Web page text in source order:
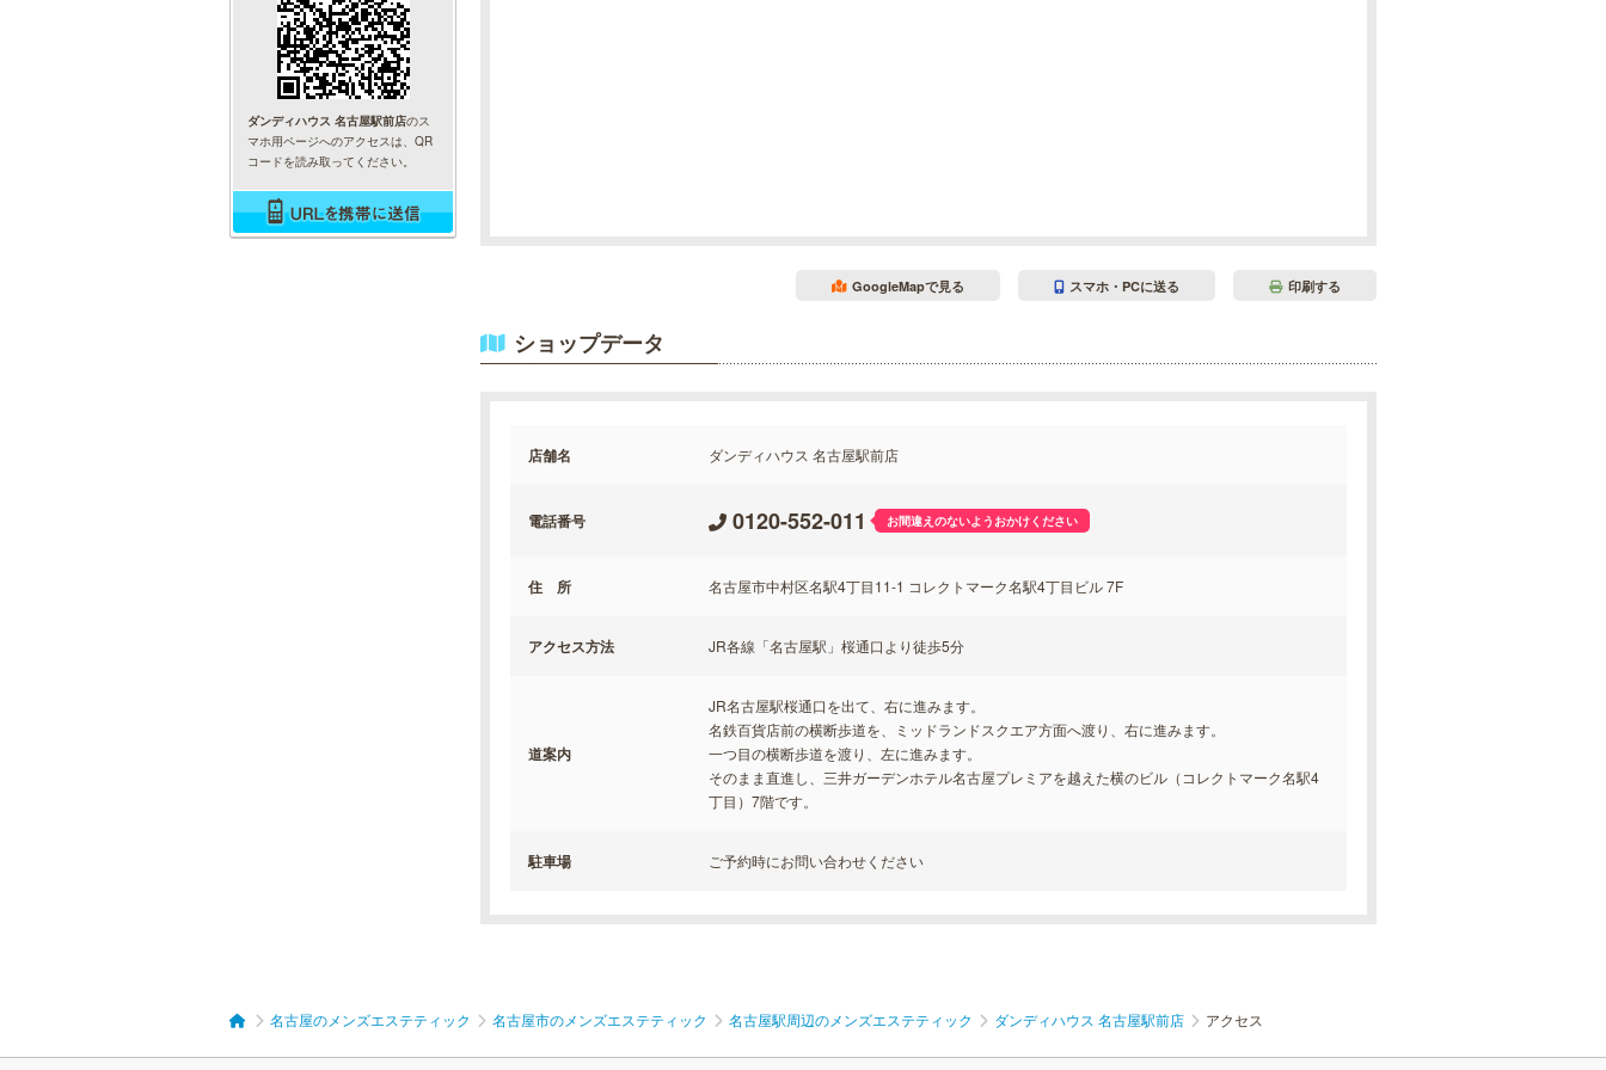
ダンディハウス 名古屋駅前店のス
マホ用ページへのアクセスは、QR
コードを読み取ってください。
GoogleMapで見る スマホ・PCに送る 印刷する
ショップデータ
店舗名 ダンディハウス 名古屋駅前店
電話番号 0120-552-011 お間違えのないようおかけください
住 所 名古屋市中村区名駅4丁目11-1 コレクトマーク名駅4丁目ビル 7F
アクセス方法 JR各線「名古屋駅」桜通口より徒歩5分
道案内
JR名古屋駅桜通口を出て、右に進みます。
名鉄百貨店前の横断歩道を、ミッドランドスクエア方面へ渡り、右に進みます。
一つ目の横断歩道を渡り、左に進みます。
そのまま直進し、三井ガーデンホテル名古屋プレミアを越えた横のビル（コレクトマーク名駅4
丁目）7階です。
駐車場 ご予約時にお問い合わせください
名古屋のメンズエステティック 名古屋市のメンズエステティック 名古屋駅周辺のメンズエステティック ダンディハウス 名古屋駅前店 アクセス